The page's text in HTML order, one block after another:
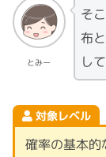
とみー
そ
布
し
対象レベル
確率の基本的